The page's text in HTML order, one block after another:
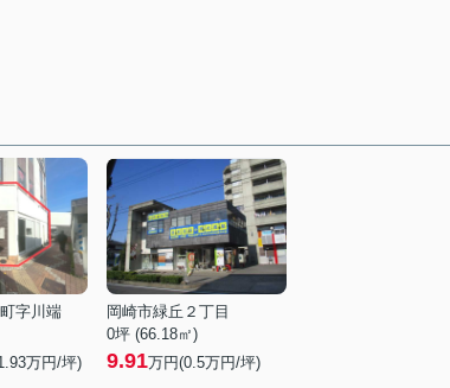
字川端
万円/坪)
岡崎市緑丘２丁目
0坪 (66.18㎡)
9.91万円(0.5万円/坪)